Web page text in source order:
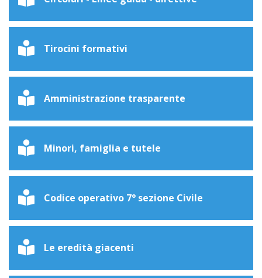
Tirocini formativi
Amministrazione trasparente
Minori, famiglia e tutele
Codice operativo 7° sezione Civile
Le eredità giacenti